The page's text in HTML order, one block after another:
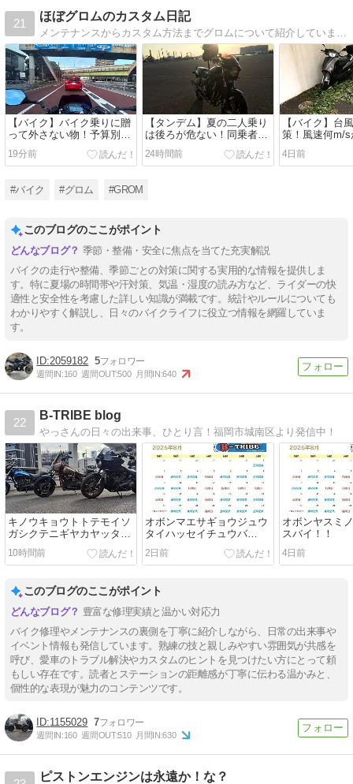
21
ほぼグロムのカスタム日記
メンテナンスからカスタム方法までグロムについて紹介しています！
【バイク】バイク乗りに贈
って外さない物！予算別の
選び方！
19分前
【タンデム】夏の二人乗り
は後ろが危ない！同乗者の
熱中症対策！
24時間前
【バイク】台
策！風速何m/s
界？駐輪の倒
説！
4日前
#バイク #グロム #GROM
このブログのここがポイント
季節・整備・安全に焦点を当てた充実解説
バイクの走行や整備、季節ごとの対策に関する実用的な情報を提供しま
す。特に夏場の時間帯や汗対策、気温・湿度の読み方など、ライダーの快
適性と安全性を考慮した詳しい知識が満載です。統計やルールについても
わかりやすく解説し、日々のバイクライフに役立つ情報を網羅していま
す。
2059182 5
週間IN:160 週間OUT:500 月間IN:640
22
B-TRIBE blog
やっさんの日々の出来事、ひとり言！福岡市城南区より発信中！
キノウキョウトトテモイソ
ガシクテニギヤカヤッタバ
イ！！
10時間前
オボンマエサギョウジュウ
タイハッセイチュウバ
イ！！
2日前
オボンヤスミ
スバイ！！
4日前
このブログのここがポイント
豊富な修理実績と温かい対応力
バイク修理やメンテナンスの裏側を丁寧に紹介しながら、日常の出来事や
イベント情報も発信しています。熟練の技と親しみやすい雰囲気が共感を
呼び、愛車のトラブル解決やカスタムのヒントを見つけたい方にとって頼
もしい存在です。読者とステーションの距離感が丁寧に伝わる温かみと、
個性的な表現が魅力のコンテンツです。
1155029 7
週間IN:160 週間OUT:510 月間IN:630
ピストンエンジンは永遠か！な？